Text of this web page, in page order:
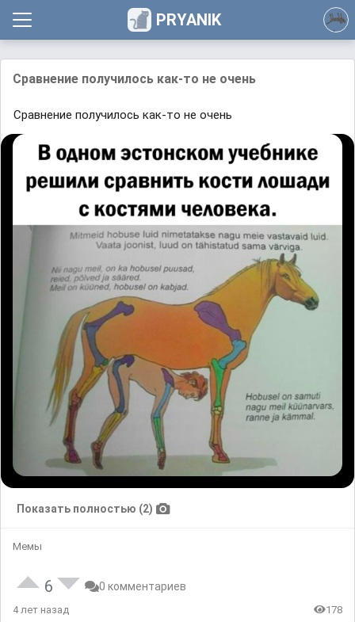
PRYANIK
Сравнение получилось как-то не очень
Сравнение получилось как-то не очень
Показать полностью (2)
Мемы
6 0 комментариев
4 лет назад 178